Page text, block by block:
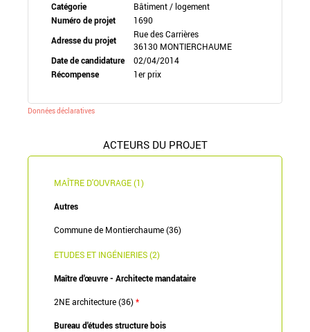
Catégorie
Bâtiment / logement
Numéro de projet
1690
Adresse du projet
Rue des Carrières
36130 MONTIERCHAUME
Date de candidature
02/04/2014
Récompense
1er prix
Données déclaratives
ACTEURS DU PROJET
MAÎTRE D'OUVRAGE (1)
Autres
Commune de Montierchaume (36)
ETUDES ET INGÉNIERIES (2)
Maître d'œuvre - Architecte mandataire
2NE architecture (36)*
Bureau d'études structure bois